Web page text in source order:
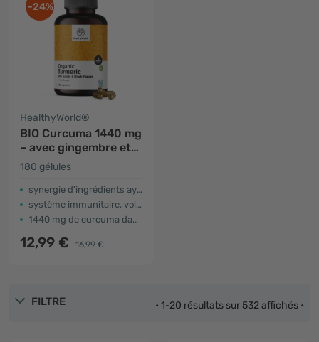
-24%
HealthyWorld®
BIO Curcuma 1440 mg
– avec gingembre et
poivre noir
180 gélules
synergie d'ingrédients ayurvédiques
système immunitaire, voies respiratoires, système circulatoire
1440 mg de curcuma dans 2 gélules
12,99 € 16,99 €
FILTRE • 1-20 résultats sur 532 affichés •